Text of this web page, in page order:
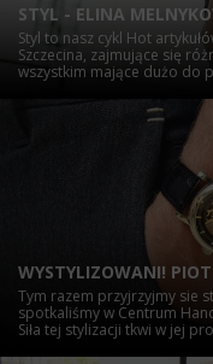
STYL - ELINA
Styl to nasz cykl Hot
Szczecina, zajmujące się
wszystkim mające dużo do
WYSTYLIZOWANI!
Tym razem przyjrzyjmy sie
spotkaliśmy w Centrum
Siła tej stylizacji tkwi w jej